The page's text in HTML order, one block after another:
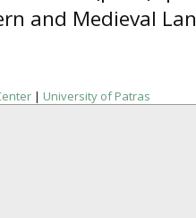
and Medieval
| University of Patras